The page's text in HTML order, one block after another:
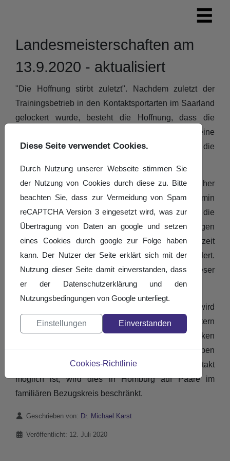
Landesmeisterschaften am
13.9.2020 - aktualisiert
"Die Hoffnung stirbt zuletzt". Nachdem zuletzt der
Trainingsbetrieb in den Kontaktsportarten im Saarland
gelockert wurde, besteht die Hoffnung, dass die
saarländischen Paare ausreichend Zeit für eine
gewissenhafte Vorbereitung auf die
Landesverband und Veranstalter sind daher
übereingekommen, zunächst einmal am Termin
13.9.2020 festzuhalten. In welcher Form die
Meisterschaft möglich sein wird, ist zum jetzigen
Zeitpunkt nicht absehbar, auch kann es jederzeit
Rückschläge geben, die eine Ausrichtung verhindert.
Über die weiteren Entwicklungen werden wir an dieser
Stelle rechtzeitig informieren.
Die Auslegung von §7 Abs. 3 der Verordnung wird
offensichtlich von den Gesundheitsämtern
unterschiedlich interpretiert. Während in Saarbrücken
und Saarlouis bspw. ab heute in den Trainingsgruppen
bis 25 Paaren uneingeschränktes Training mit Kontakt
möglich ist, wird dies in Homburg auf Paare im
familiären Bezugskreis beschränkt.
DetailsGeschrieben von: Dr. Michael Karst
Veröffentlicht: 12. Juli 2020
Diese Seite verwendet Cookies.
Durch Nutzung unserer Webseite stimmen Sie
der Nutzung von Cookies durch diese zu. Bitte
beachten Sie, dass zur Vermeidung von Spam
reCAPTCHA Version 3 eingesetzt wird, was zur
Übertragung von Daten an google und setzen
eines Cookies durch google zur Folge haben
kann. Der Nutzer der Seite erklärt sich mit der
Nutzung dieser Seite damit einverstanden, dass
er der Datenschutzerklärung und den
Nutzungsbedingungen von Google unterliegt.
Einstellungen Einverstanden
Cookies-Richtlinie